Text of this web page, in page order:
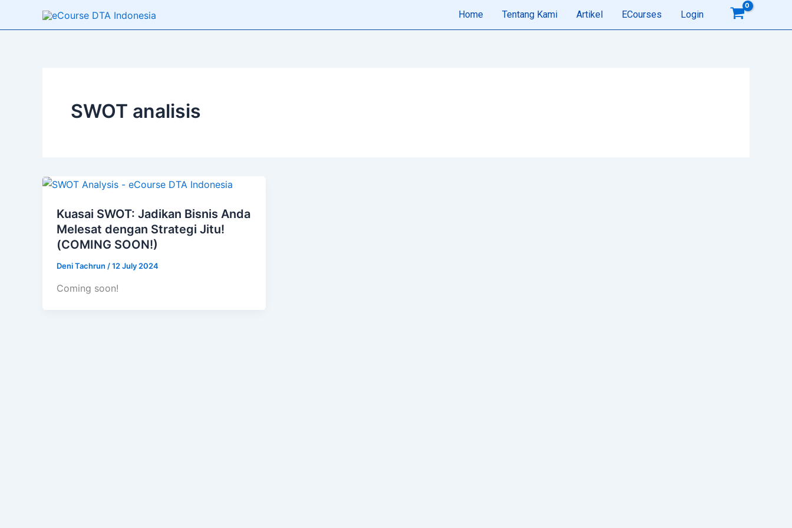
Home Tentang Kami Artikel ECourses Login
SWOT analisis
Kuasai SWOT: Jadikan Bisnis Anda
Melesat dengan Strategi Jitu!
(COMING SOON!)
Deni Tachrun /12 July 2024
Coming soon!